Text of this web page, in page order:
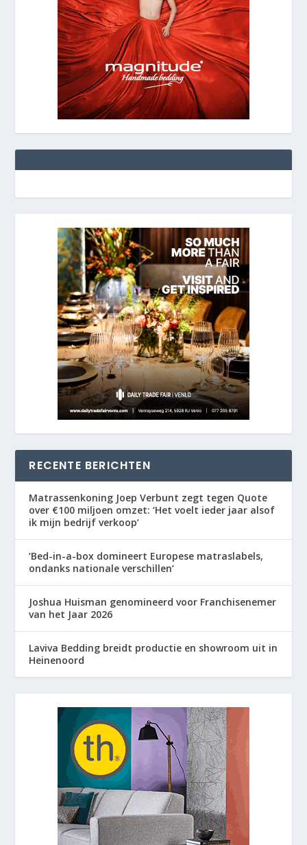
RECENTE BERICHTEN
Matrassenkoning Joep Verbunt zegt tegen Quote
over €100 miljoen omzet: ‘Het voelt ieder jaar alsof
ik mijn bedrijf verkoop’
‘Bed-in-a-box domineert Europese matraslabels,
ondanks nationale verschillen’
Joshua Huisman genomineerd voor Franchisenemer
van het Jaar 2026
Laviva Bedding breidt productie en showroom uit in
Heinenoord